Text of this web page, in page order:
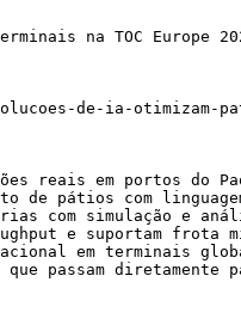
na TOC Europe
de-ia-otimizam-
reais em portos do
de pátios com
com simulação e
e suportam frota
em terminais
que passam